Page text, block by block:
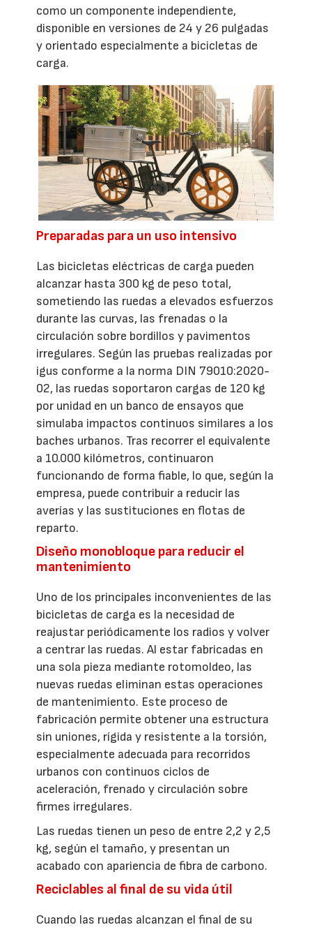
como un componente independiente,
disponible en versiones de 24 y 26 pulgadas
y orientado especialmente a bicicletas de
carga.
Preparadas para un uso intensivo
Las bicicletas eléctricas de carga pueden
alcanzar hasta 300 kg de peso total,
sometiendo las ruedas a elevados esfuerzos
durante las curvas, las frenadas o la
circulación sobre bordillos y pavimentos
irregulares. Según las pruebas realizadas por
igus conforme a la norma DIN 79010:2020-
02, las ruedas soportaron cargas de 120 kg
por unidad en un banco de ensayos que
simulaba impactos continuos similares a los
baches urbanos. Tras recorrer el equivalente
a 10.000 kilómetros, continuaron
funcionando de forma fiable, lo que, según la
empresa, puede contribuir a reducir las
averías y las sustituciones en flotas de
reparto.
Diseño monobloque para reducir el
mantenimiento
Uno de los principales inconvenientes de las
bicicletas de carga es la necesidad de
reajustar periódicamente los radios y volver
a centrar las ruedas. Al estar fabricadas en
una sola pieza mediante rotomoldeo, las
nuevas ruedas eliminan estas operaciones
de mantenimiento. Este proceso de
fabricación permite obtener una estructura
sin uniones, rígida y resistente a la torsión,
especialmente adecuada para recorridos
urbanos con continuos ciclos de
aceleración, frenado y circulación sobre
firmes irregulares.
Las ruedas tienen un peso de entre 2,2 y 2,5
kg, según el tamaño, y presentan un
acabado con apariencia de fibra de carbono.
Reciclables al final de su vida útil
Cuando las ruedas alcanzan el final de su